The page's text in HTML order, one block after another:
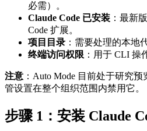
必需）。
Claude Code 已安装 ：最新
Code 扩展。
项目目录 ：需要处理的本地
终端访问权限 ：用于 CLI 操
注意 ：Auto Mode 目前处于研究
管设置在整个组织范围内禁用它。
步骤 1：安装 Claude